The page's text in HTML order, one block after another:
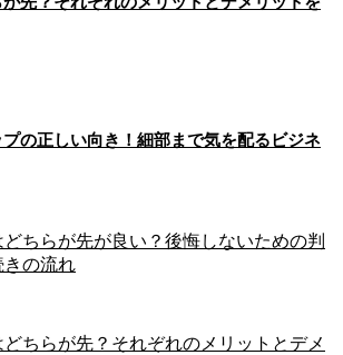
の正しい向き！細部まで気を配るビジネ
ちらが先が良い？後悔しないための判
きの流れ
ちらが先？それぞれのメリットとデメ